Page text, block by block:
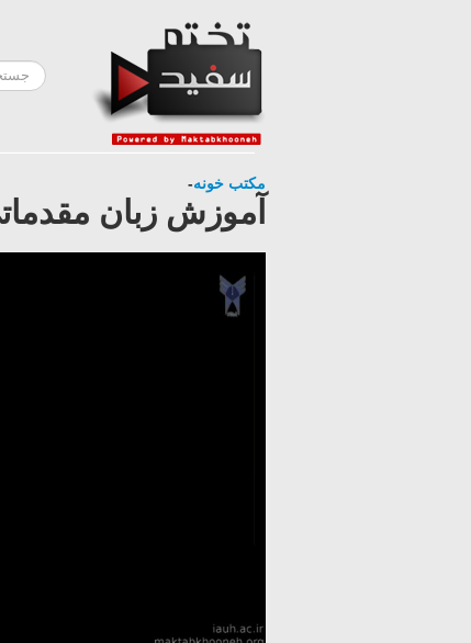
مکتب خونه-
آموزش زبان